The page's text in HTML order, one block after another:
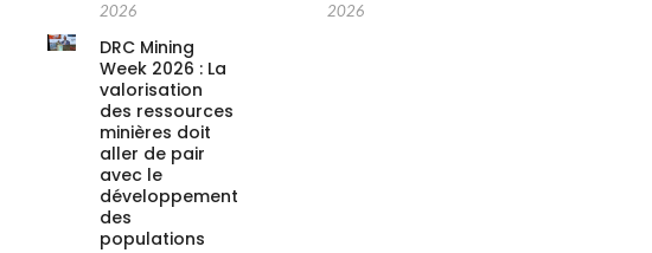
2026
2026
DRC Mining
Week 2026 : La
valorisation
des ressources
minières doit
aller de pair
avec le
développement
des
populations